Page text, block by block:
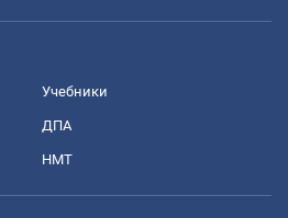
Учебники
ДПА
НМТ